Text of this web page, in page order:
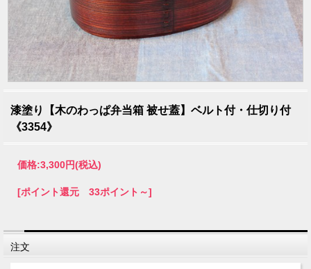
漆塗り【木のわっぱ弁当箱 被せ蓋】ベルト付・仕切り付
《3354》
価格:3,300円(税込)
[ポイント還元 33ポイント～]
注文